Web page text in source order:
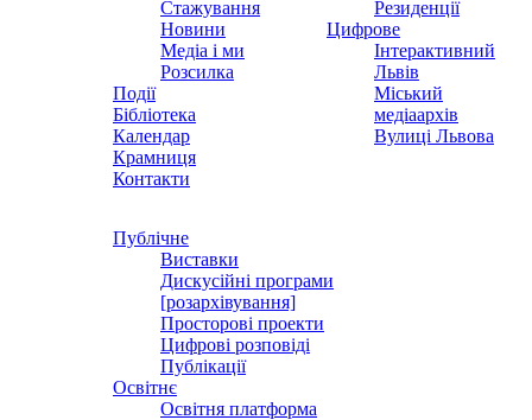
Стажування
Новини
Медіа і ми
Розсилка
Події
Бібліотека
Календар
Крамниця
Контакти
Резиденції
Цифрове
Інтерактивний
Львів
Міський
медіаархів
Вулиці Львова
Публічне
Виставки
Дискусійні програми
[розархівування]
Просторові проекти
Цифрові розповіді
Публікації
Освітнє
Освітня платформа